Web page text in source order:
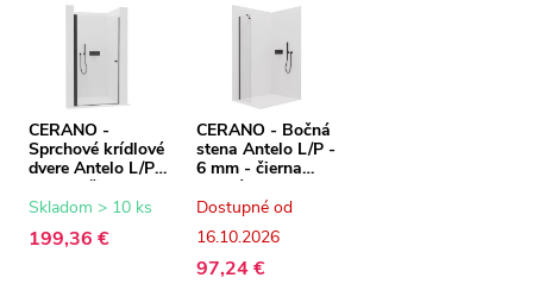
CERANO -
Sprchové krídlové
dvere Antelo L/P -
6 mm - čierna
matná,
sklo - 100x190
Skladom > 10 ks
199,36 €
CERANO - Bočná
stena Antelo L/P -
6 mm - čierna
matná,
transparentné
sklo - 50x190 cm
Dostupné od
16.10.2026
97,24 €